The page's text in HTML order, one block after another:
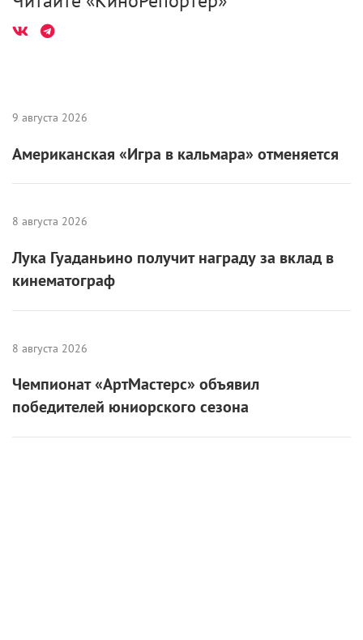
Американская «Игра в кальмара» отменяется
8 августа 2026
Лука Гуаданьино получит награду за вклад в
8 августа 2026
Чемпионат «АртМастерс» объявил